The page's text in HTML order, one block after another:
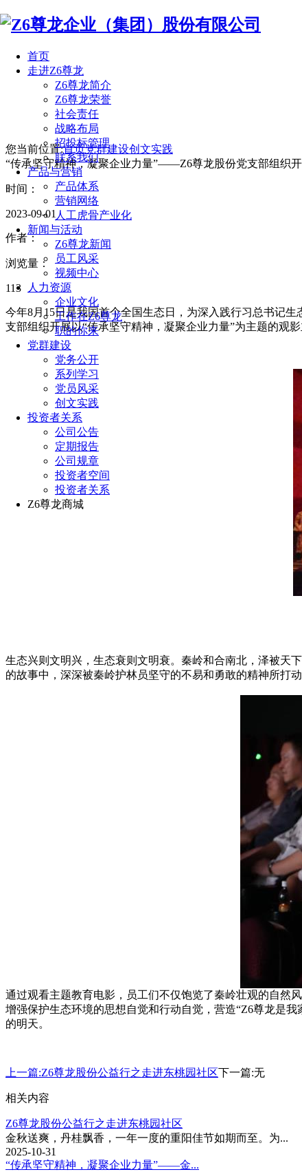
首页
走进Z6尊龙
Z6尊龙简介
Z6尊龙荣誉
社会责任
战略布局
招投标管理
联系我们
产品与营销
产品体系
营销网络
人工虎骨产业化
新闻与活动
Z6尊龙新闻
员工风采
视频中心
人力资源
企业文化
工作在Z6尊龙
职的你来
党群建设
党务公开
系列学习
党员风采
创文实践
投资者关系
公司公告
定期报告
公司规章
投资者空间
投资者关系
Z6尊龙商城
您当前位置:首页党群建设创文实践
“传承坚守精神，凝聚企业力量”——Z6尊龙股份党支部组织
时间：
2023-09-01
作者：
浏览量：
113
今年8月15日是我国首个全国生态日，为深入践行习总书记生态
支部组织开展以“传承坚守精神，凝聚企业力量”为主题的观影
生态兴则文明兴，生态衰则文明衰。秦岭和合南北，泽被天
的故事中，深深被秦岭护林员坚守的不易和勇敢的精神所打动
通过观看主题教育电影，员工们不仅饱览了秦岭壮观的自然风
增强保护生态环境的思想自觉和行动自觉，营造“Z6尊龙是我家
的明天。
上一篇:Z6尊龙股份公益行之走进东桃园社区下一篇:无
相关内容
Z6尊龙股份公益行之走进东桃园社区
金秋送爽，丹桂飘香，一年一度的重阳佳节如期而至。为...
2025-10-31
“传承坚守精神，凝聚企业力量”——金...